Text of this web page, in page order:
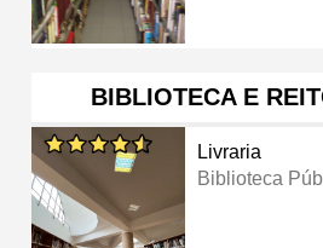
BIBLIOTECA E
Livraria
Biblioteca